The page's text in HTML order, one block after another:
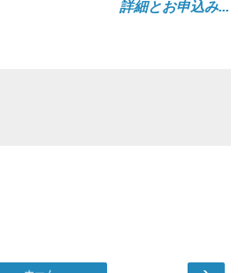
詳細とお申込み...